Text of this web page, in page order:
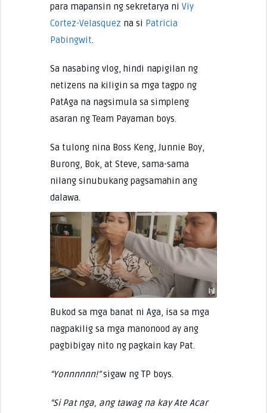
para mapansin ng sekretarya ni Viy
Cortez-Velasquez na si Patricia
Pabingwit.
Sa nasabing vlog, hindi napigilan ng
netizens na kiligin sa mga tagpo ng
PatAga na nagsimula sa simpleng
asaran ng Team Payaman boys.
Sa tulong nina Boss Keng, Junnie Boy,
Burong, Bok, at Steve, sama-sama
nilang sinubukang pagsamahin ang
dalawa.
Bukod sa mga banat ni Aga, isa sa mga
nagpakilig sa mga manonood ay ang
pagbibigay nito ng pagkain kay Pat.
“Yonnnnnn!”sigaw ng TP boys.
“Si Pat nga, ang tawag na kay Ate Acar